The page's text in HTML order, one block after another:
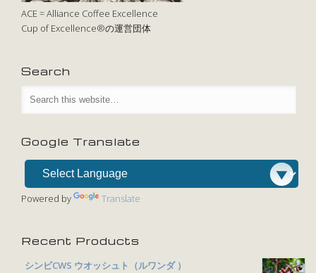
ACE = Alliance Coffee Excellence
Cup of Excellence®の運営団体
Search
Google Translate
Powered by Translate
Recent Products
シンビCWS ウオッシュト（ルワンダ ）